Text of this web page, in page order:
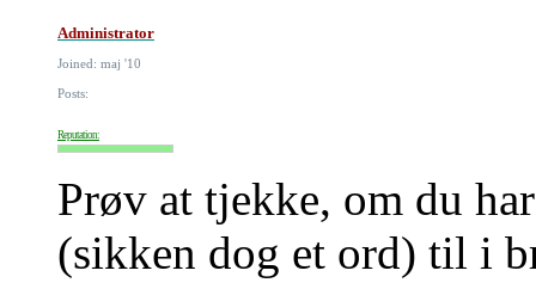
Administrator
Joined: maj '10
Posts:
Reputation:
Prøv at tjekke, om du
(sikken dog et ord) til i